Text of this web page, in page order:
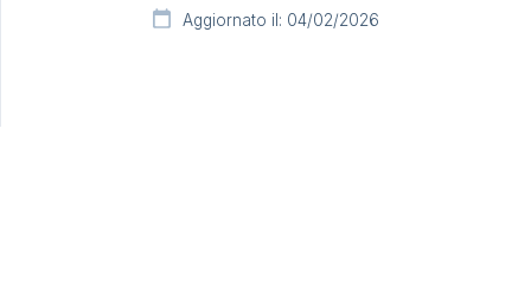
Aggiornato il: 04/02/2026